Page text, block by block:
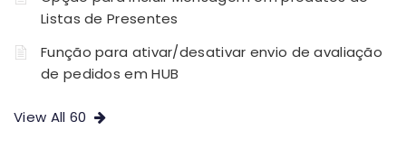
Listas de Presentes
Função para ativar/desativar envio de avaliação
de pedidos em HUB
View All 60